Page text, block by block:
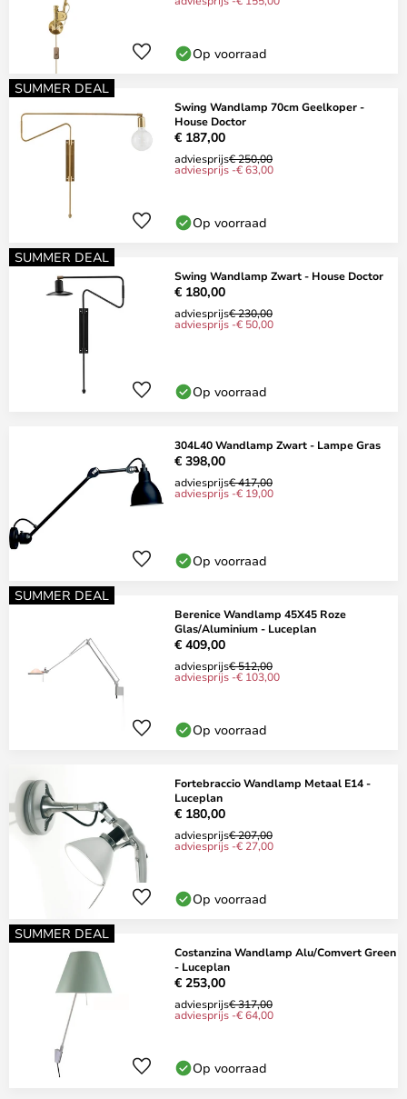
Op voorraad
SUMMER DEAL
Swing Wandlamp 70cm Geelkoper -
House Doctor
€ 187,00
adviesprijs€ 250,00
adviesprijs -€ 63,00
Op voorraad
SUMMER DEAL
Swing Wandlamp Zwart - House Doctor
€ 180,00
adviesprijs€ 230,00
adviesprijs -€ 50,00
Op voorraad
304L40 Wandlamp Zwart - Lampe Gras
€ 398,00
adviesprijs€ 417,00
adviesprijs -€ 19,00
Op voorraad
SUMMER DEAL
Berenice Wandlamp 45X45 Roze
Glas/Aluminium - Luceplan
€ 409,00
adviesprijs€ 512,00
adviesprijs -€ 103,00
Op voorraad
Fortebraccio Wandlamp Metaal E14 -
Luceplan
€ 180,00
adviesprijs€ 207,00
adviesprijs -€ 27,00
Op voorraad
SUMMER DEAL
Costanzina Wandlamp Alu/Comvert Green
- Luceplan
€ 253,00
adviesprijs€ 317,00
adviesprijs -€ 64,00
Op voorraad